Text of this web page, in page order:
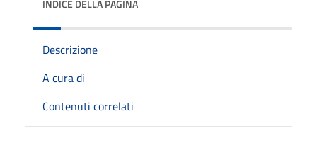
INDICE DELLA PAGINA
Descrizione
A cura di
Contenuti correlati